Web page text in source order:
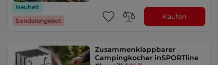
Neuheit
Sonderangebot
Kaufen
Zusammenklappbarer
Campingkocher inSPORTline